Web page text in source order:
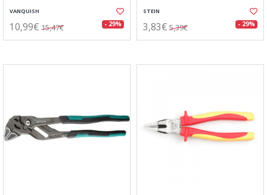
VANQUISH
10,99€ 15,47€ - 29%
STEIN
3,83€ 5,39€ - 29%